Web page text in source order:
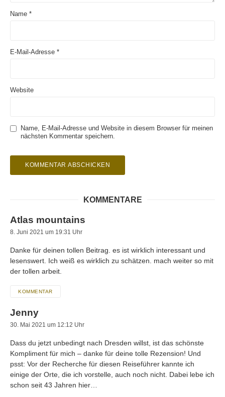
Name *
E-Mail-Adresse *
Website
Name, E-Mail-Adresse und Website in diesem Browser für meinen
nächsten Kommentar speichern.
KOMMENTARE
Atlas mountains
8. Juni 2021 um 19:31 Uhr
Danke für deinen tollen Beitrag. es ist wirklich interessant und
lesenswert. Ich weiß es wirklich zu schätzen. mach weiter so mit
der tollen arbeit.
KOMMENTAR
Jenny
30. Mai 2021 um 12:12 Uhr
Dass du jetzt unbedingt nach Dresden willst, ist das schönste
Kompliment für mich – danke für deine tolle Rezension! Und
psst: Vor der Recherche für diesen Reiseführer kannte ich
einige der Orte, die ich vorstelle, auch noch nicht. Dabei lebe ich
schon seit 43 Jahren hier…